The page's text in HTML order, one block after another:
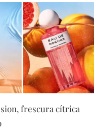
frescura cítrica